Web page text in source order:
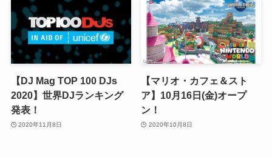
【DJ Mag TOP 100 DJs
2020】世界DJランキング
発表！
2020年11月8日
【マリオ・カフェ＆スト
ア】10月16日(金)オープ
ン！
2020年10月8日